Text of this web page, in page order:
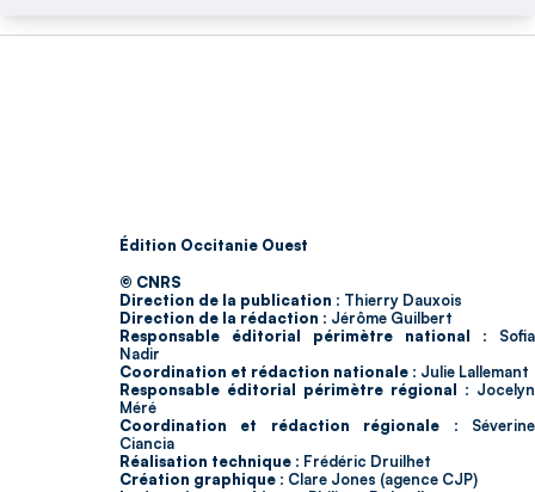
Édition Occitanie Ouest
© CNRS
Direction de la publication : Thierry Dauxois
Direction de la rédaction : Jérôme Guilbert
Responsable éditorial périmètre national : Sofia
Nadir
Coordination et rédaction nationale : Julie Lallemant
Responsable éditorial périmètre régional : Jocelyn
Méré
Coordination et rédaction régionale : Séverine
Ciancia
Réalisation technique : Frédéric Druilhet
Création graphique : Clare Jones (agence CJP)